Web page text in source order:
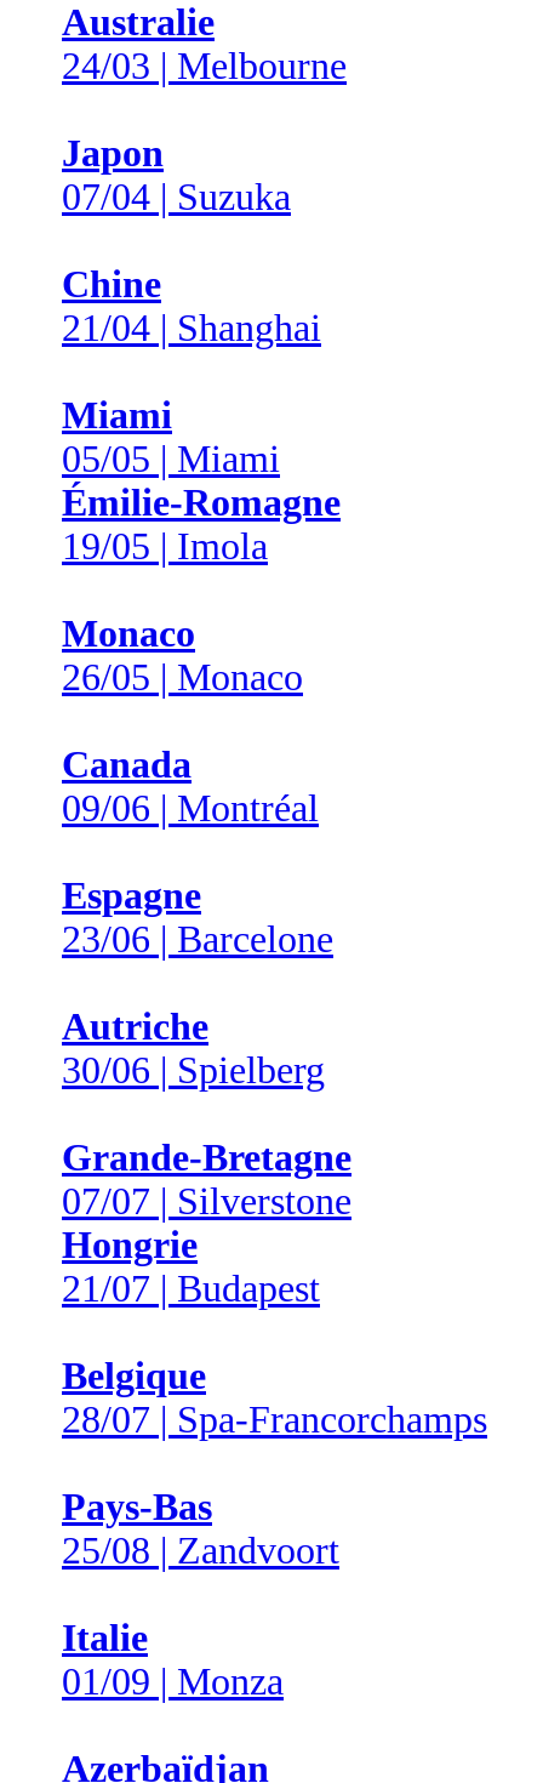
Australie
24/03 | Melbourne
Japon
07/04 | Suzuka
Chine
21/04 | Shanghai
Miami
05/05 | Miami
Émilie-Romagne
19/05 | Imola
Monaco
26/05 | Monaco
Canada
09/06 | Montréal
Espagne
23/06 | Barcelone
Autriche
30/06 | Spielberg
Grande-Bretagne
07/07 | Silverstone
Hongrie
21/07 | Budapest
Belgique
28/07 | Spa-Francorchamps
Pays-Bas
25/08 | Zandvoort
Italie
01/09 | Monza
Azerbaïdjan